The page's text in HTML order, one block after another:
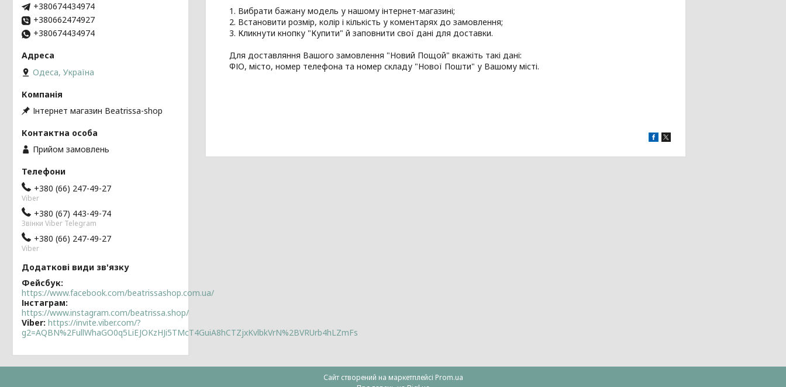
1. Вибрати бажану модель у нашому інтернет-магазині;
2. Встановити розмір, колір і кількість у коментарях до замовлення;
3. Кликнути кнопку "Купити" й заповнити свої дані для доставки.
Для доставляння Вашого замовлення "Новий Пощой" вкажіть такі дані:
ФІО, місто, номер телефона та номер складу "Нової Пошти" у Вашому місті.
+380674434974
+380662474927
+380674434974
Одеса, Україна
Інтернет магазин Beatrissa-shop
Прийом замовлень
+380 (66) 247-49-27
Viber
+380 (67) 443-49-74
Звінки Viber Telegram
+380 (66) 247-49-27
Viber
Фейсбук
https://www.facebook.com/beatrissashop.com.ua/
Інстаграм
https://www.instagram.com/beatrissa.shop/
Viber https://invite.viber.com/?
g2=AQBN%2FullWhaGO0q5LiEJOKzHJi5TMcT4GuiA8hCTZjxKvlbkVrN%2BVRUrb4hLZmFs
Сайт створений на маркетплейсі Prom.ua